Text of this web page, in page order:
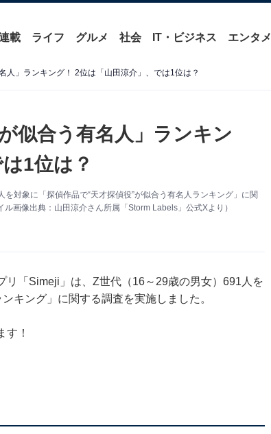
載 ライフ グルメ 社会 IT・ビジネス エンタメ
人」ランキング！ 2位は「山田涼介」、では1位は？
似合う有名人」ランキン
1位は？
対象に「探偵作品で“天才探偵役”が似合う有名人ランキング」に関
画像出典：山田涼介さん所属「Storm Labels」公式Xより）
「Simeji」は、Z世代（16～29歳の男女）691人を
キング」に関する調査を実施しました。
す！